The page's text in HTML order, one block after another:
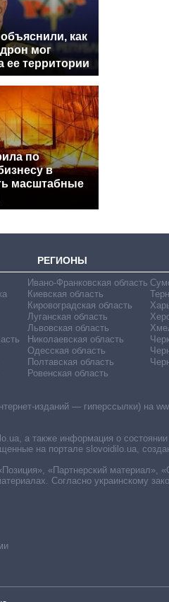
как
мог
ее территории
по
в
масштабные
РЕГИОНЫ
Ивано-Франковская область
Киевская область
Кировоградская область
Луганская область
Львовская область
Николаевская область
Одесская область
Полтавская область
Ровенская область
изданий — гиперссылки) на
а также информация о
на портале slovoidilo.ua,
«Партнерский материал»,
Согласно украинскому